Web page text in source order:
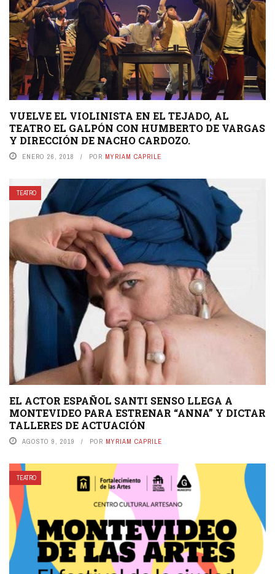
VUELVE EL VIOLINISTA EN EL TEJADO, AL
TEATRO EL GALPÓN CON HUMBERTO DE VARGAS
Y DIRECCIÓN DE NACHO CARDOZO.
ENERO 26, 2018 POR MYRIAM CAPRILE
TEATRO
EL ACTOR ESPAÑOL SANTI SENSO LLEGA A
MONTEVIDEO PARA ESTRENAR “ANNA” Y DICTAR
TALLERES DE ACTUACIÓN
AGOSTO 9, 2019 POR MYRIAM CAPRILE
TEATRO